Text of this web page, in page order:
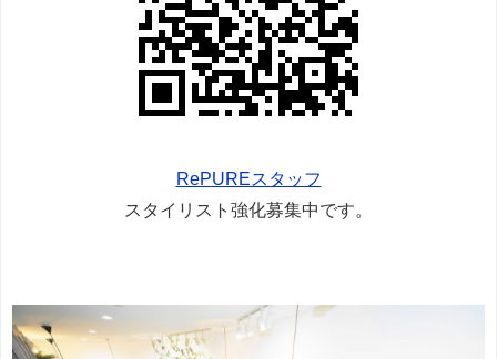
RePUREスタッフ
スタイリスト強化募集中です。